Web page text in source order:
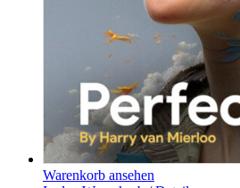
Warenkorb ansehen